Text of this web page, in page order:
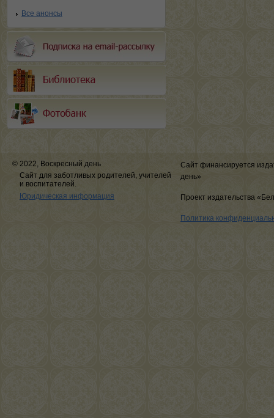
Все анонсы
© 2022, Воскресный день
Сайт для заботливых родителей, учителей
и воспитателей.
Юридическая информация
Сайт финансируется
день»
Проект издательства
Политика